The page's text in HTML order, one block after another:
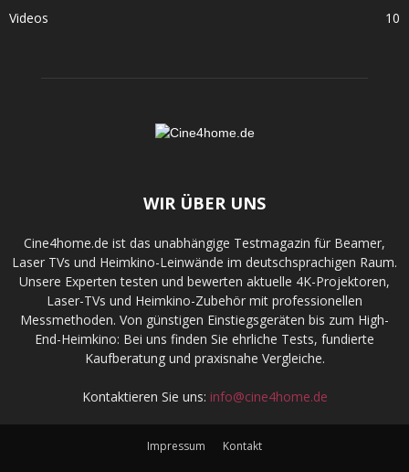
Videos
10
WIR ÜBER UNS
Cine4home.de ist das unabhängige Testmagazin für Beamer,
Laser TVs und Heimkino-Leinwände im deutschsprachigen Raum.
Unsere Experten testen und bewerten aktuelle 4K-Projektoren,
Laser-TVs und Heimkino-Zubehör mit professionellen
Messmethoden. Von günstigen Einstiegsgeräten bis zum High-
End-Heimkino: Bei uns finden Sie ehrliche Tests, fundierte
Kaufberatung und praxisnahe Vergleiche.
Kontaktieren Sie uns: info@cine4home.de
Impressum
Kontakt